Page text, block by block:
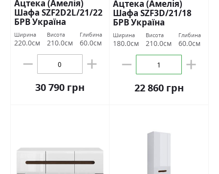
Ацтека (Амелія)
Шафа SZF2D2L/21/22
БРВ Україна
Ширина
220.0см
Висота
210.0см
Глибина
60.0см
30 790 грн
Ацтека (Амелія)
Шафа SZF3D/21/18
БРВ Україна
Ширина
180.0см
Висота
210.0см
Глибина
60.0см
22 860 грн